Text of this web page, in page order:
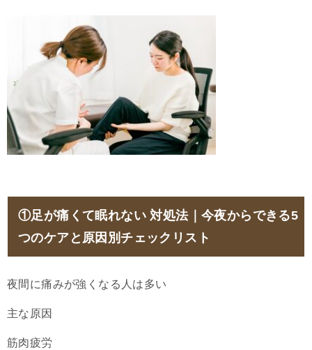
①足が痛くて眠れない 対処法｜今夜からできる5
つのケアと原因別チェックリスト
夜間に痛みが強くなる人は多い
主な原因
筋肉疲労